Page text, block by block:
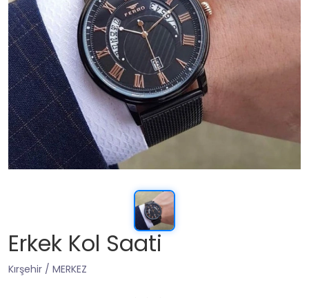
Erkek Kol Saati
Kırşehir / MERKEZ